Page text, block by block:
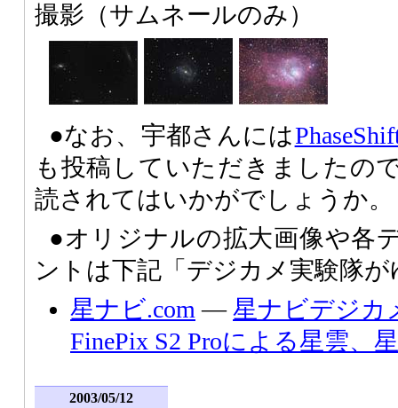
撮影（サムネールのみ）
●なお、宇都さんには
も投稿していただきましたの
読されてはいかがでしょうか。
●オリジナルの拡大画像や各
ントは下記「デジカメ実験隊
星ナビ.com―星ナビデジカ
FinePix S2 Proによる星雲、
2003/05/12